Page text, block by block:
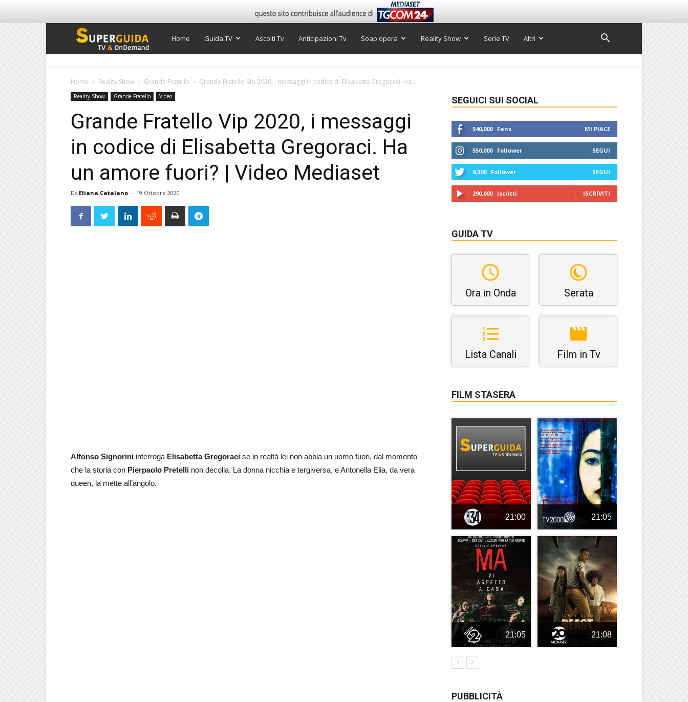
Super
TV
Home Guida TV Ascolti Tv Anticipazioni Tv Soap opera Reality Show Serie TV Altri
Home Reality Show Grande Fratello Grande Fratello Vip 2020, i messaggi in codice di Elisabetta Gregoraci. Ha...
Reality Show Grande Fratello Video
Grande Fratello Vip 2020, i messaggi
in codice di Elisabetta Gregoraci. Ha
un amore fuori? | Video Mediaset
Da Eliana Catalano - 19 Ottobre 2020
Alfonso Signorini interroga Elisabetta Gregoraci se in realtà lei non abbia un uomo fuori, dal momento
che la storia con Pierpaolo Pretelli non decolla. La donna nicchia e tergiversa, e Antonella Elia, da vera
queen, la mette all’angolo.
SEGUICI SUI SOCIAL
540,000 Fans MI PIACE
550,000 Follower SEGUI
9,300 Follower SEGUI
290,000 Iscritti ISCRIVITI
GUIDA TV
Ora in Onda Serata
Lista Canali Film in Tv
FILM STASERA
21:00 21:05
21:05 21:08
PUBBLICITÀ